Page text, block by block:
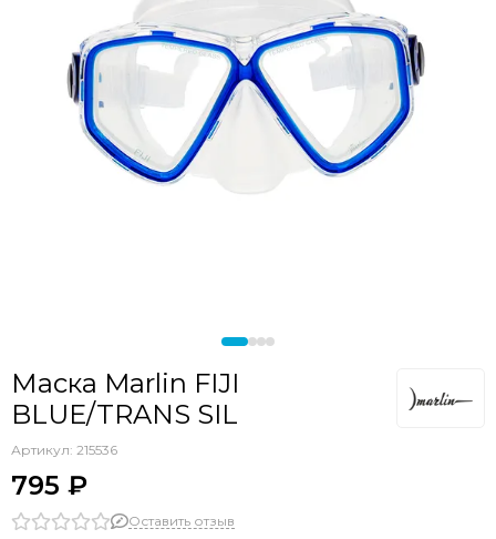
Маски без рамки
С креплением для GoPro
С моностеклом
С двумя стеклами
Просветленные стекла
Маска Marlin FIJI
BLUE/TRANS SIL
Артикул: 215536
795 ₽
Оставить отзыв